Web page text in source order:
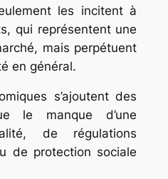
les incitent à
qui représentent une
mais perpétuent
en général.
s’ajoutent des
le manque d’une
de régulations
de protection sociale